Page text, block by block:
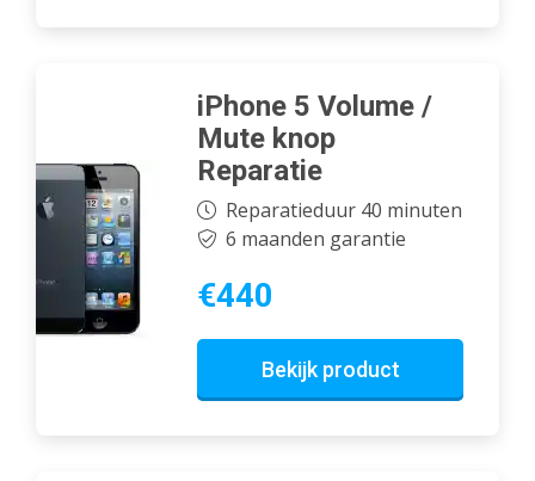
iPhone 5 Volume /
Mute knop
Reparatie
Reparatieduur 40 minuten
6 maanden garantie
€440
Bekijk product